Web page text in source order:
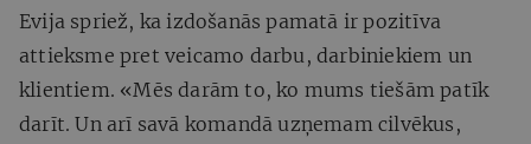
Evija spriež, ka izdošanās pamatā ir pozitīva
attieksme pret veicamo darbu, darbiniekiem un
klientiem. «Mēs darām to, ko mums tiešām patīk
darīt. Un arī savā komandā uzņemam cilvēkus,